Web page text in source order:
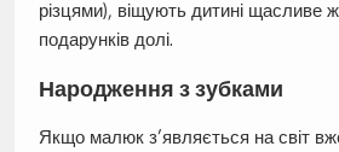
різцями), віщують дитині щасливе
подарунків долі.
Народження з зубками
Якщо малюк з’являється на світ